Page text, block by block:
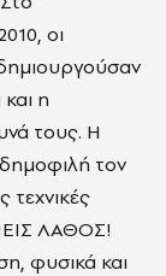
οι
η
τους. Η
δημοφιλή τον
τεχνικές
ΛΑΘΟΣ!
φυσικά και